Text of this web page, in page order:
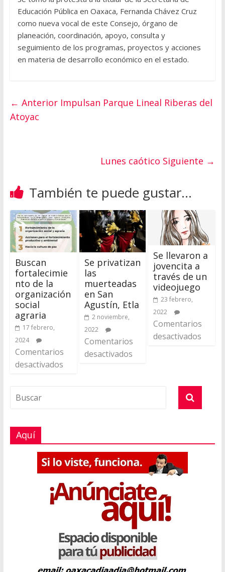
Educación Pública en Oaxaca, Fernanda Chávez Cruz
como nueva vocal de este Consejo, órgano de
planeación, coordinación, apoyo, consulta y
seguimiento de los programas, proyectos y acciones
en materia de desarrollo económico en el estado.
← AnteriorImpulsan Parque Lineal Riberas del
Atoyac
Lunes caótico Siguiente →
También te puede gustar...
Buscan
fortalecimie
nto de la
organización
social
agraria
17 febrero,
2024
Comentarios
desactivados
Se privatizan
las
muerteadas
en San
Agustín, Etla
2 noviembre,
2022
Comentarios
desactivados
Se llevaron a
jovencita a
través de un
videojuego
23 febrero,
2022
Comentarios
desactivados
Aquí